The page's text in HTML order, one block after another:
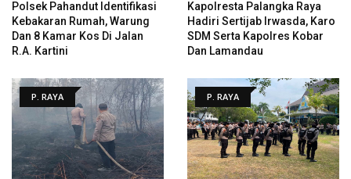
Polsek Pahandut Identifikasi
Kebakaran Rumah, Warung
Dan 8 Kamar Kos Di Jalan
R.A. Kartini
Kapolresta Palangka Raya
Hadiri Sertijab Irwasda, Karo
SDM Serta Kapolres Kobar
Dan Lamandau
P. RAYA P. RAYA